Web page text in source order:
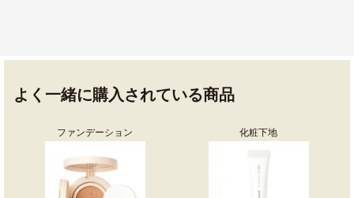
よく一緒に購入されている商品
ファンデーション 化粧下地